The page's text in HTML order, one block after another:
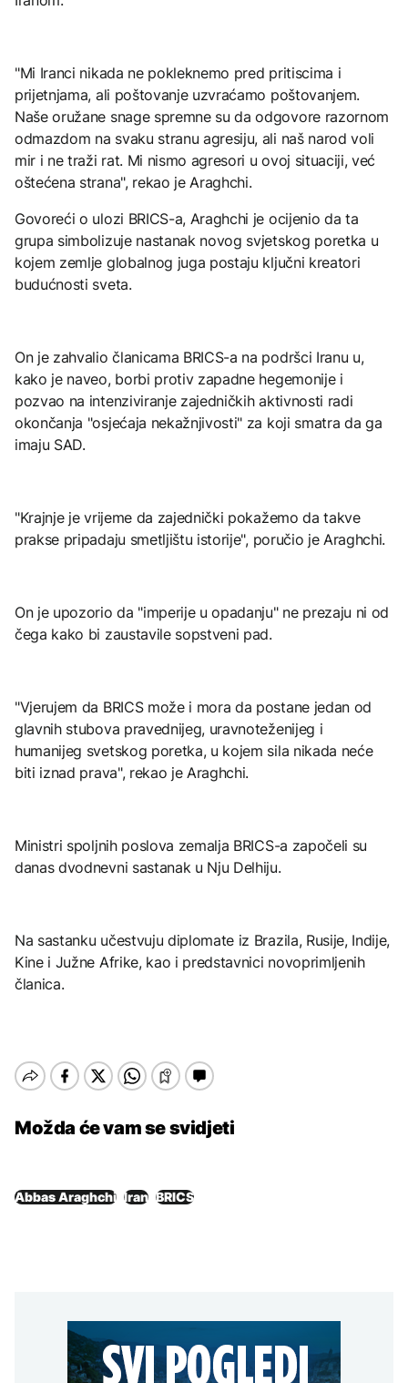
"Mi Iranci nikada ne pokleknemo pred pritiscima i
prijetnjama, ali poštovanje uzvraćamo poštovanjem.
Naše oružane snage spremne su da odgovore razornom
odmazdom na svaku stranu agresiju, ali naš narod voli
mir i ne traži rat. Mi nismo agresori u ovoj situaciji, već
oštećena strana", rekao je Araghchi.
Govoreći o ulozi BRICS-a, Araghchi je ocijenio da ta
grupa simbolizuje nastanak novog svjetskog poretka u
kojem zemlje globalnog juga postaju ključni kreatori
budućnosti sveta.
On je zahvalio članicama BRICS-a na podršci Iranu u,
kako je naveo, borbi protiv zapadne hegemonije i
pozvao na intenziviranje zajedničkih aktivnosti radi
okončanja "osjećaja nekažnjivosti" za koji smatra da ga
imaju SAD.
"Krajnje je vrijeme da zajednički pokažemo da takve
prakse pripadaju smetljištu istorije", poručio je Araghchi.
On je upozorio da "imperije u opadanju" ne prezaju ni od
čega kako bi zaustavile sopstveni pad.
"Vjerujem da BRICS može i mora da postane jedan od
glavnih stubova pravednijeg, uravnoteženijeg i
humanijeg svetskog poretka, u kojem sila nikada neće
biti iznad prava", rekao je Araghchi.
Ministri spoljnih poslova zemalja BRICS-a započeli su
danas dvodnevni sastanak u Nju Delhiju.
Na sastanku učestvuju diplomate iz Brazila, Rusije, Indije,
Kine i Južne Afrike, kao i predstavnici novoprimljenih
članica.
Možda će vam se svidjeti
Abbas Araghchi Iran BRICS